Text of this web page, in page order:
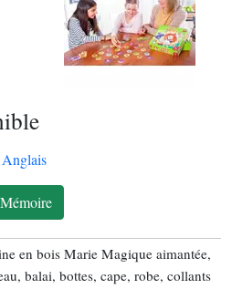
Anglais
en bois Marie Magique aimantée,
balai, bottes, cape, robe, collants